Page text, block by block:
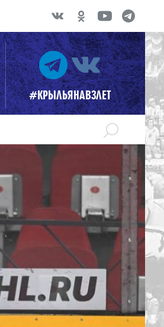
#КРЫЛЬЯНАВЗЛЕТ